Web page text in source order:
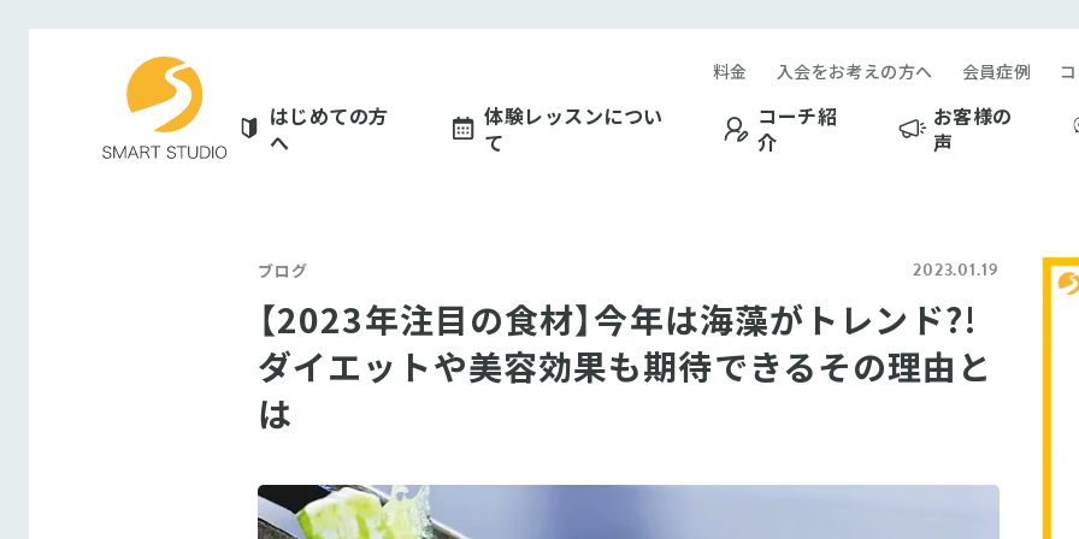
はじめての方
へ
体験レッスンについ
て
コーチ紹
介
お客様の
声
料金 入会をお考えの方へ 会員症例
ブログ 2023.01.19
【2023年注目の食材】今年は海藻がトレンド?!
ダイエットや美容効果も期待できるその理由と
は